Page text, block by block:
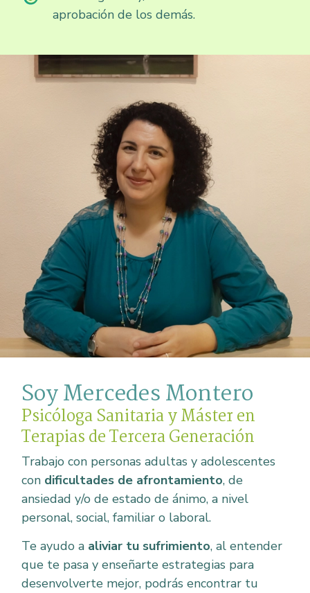
aprobación de los demás.
Soy Mercedes Montero
Psicóloga Sanitaria y Máster en
Terapias de Tercera Generación
Trabajo con personas adultas y adolescentes
con dificultades de afrontamiento, de
ansiedad y/o de estado de ánimo, a nivel
personal, social, familiar o laboral.
Te ayudo a aliviar tu sufrimiento, al entender
que te pasa y enseñarte estrategias para
desenvolverte mejor, podrás encontrar tu